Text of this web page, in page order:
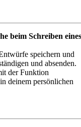
beim Schreiben eines
speichern und
und absenden.
der Funktion
deinem persönlichen